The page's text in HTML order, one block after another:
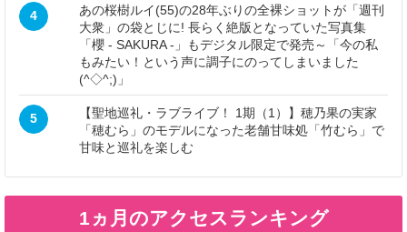
4
あの桜樹ルイ(55)の28年ぶりの全裸ショットが「週刊
大衆」の袋とじに! 長らく絶版となっていた写真集
「櫻 - SAKURA -」もデジタル限定で発売～「今の私
もみたい！という声に調子にのってしまいました
(^◇^;)」
5
【聖地巡礼・ラブライブ！ 1期（1）】穂乃果の実家
「穂むら」のモデルになった老舗甘味処「竹むら」で
甘味と巡礼を楽しむ
1ヵ月のアクセスランキング